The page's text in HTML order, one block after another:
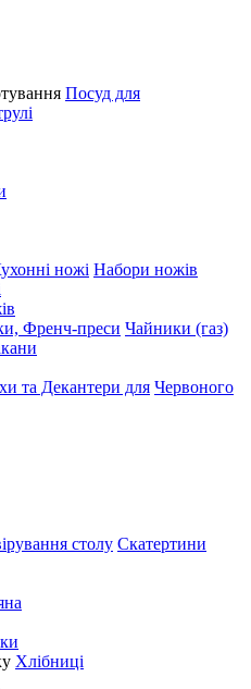
Посуд для
ножі Набори ножів
Френч-преси Чайники (газ)
та Декантери для Червоного
столу Скатертини
Хлібниці